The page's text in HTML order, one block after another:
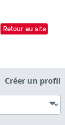
Créer un profil